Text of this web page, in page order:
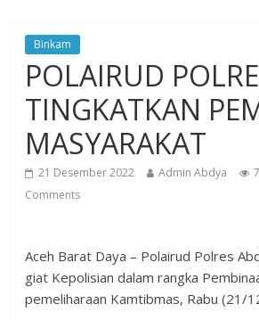
Binkam
POLAIRUD
TINGKATKAN
MASYARAKAT
21 Desember 2022 Admin Abdya
Comments
Aceh Barat Daya – Polairud Polres
giat Kepolisian dalam rangka
pemeliharaan Kamtibmas, Rabu (21/